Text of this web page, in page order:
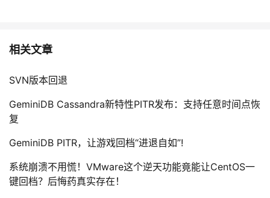
相关文章
SVN版本回退
GeminiDB Cassandra新特性PITR发布：支持任意时间点恢
复
GeminiDB PITR，让游戏回档“进退自如”!
系统崩溃不用慌！VMware这个逆天功能竟能让CentOS一
键回档？后悔药真实存在！